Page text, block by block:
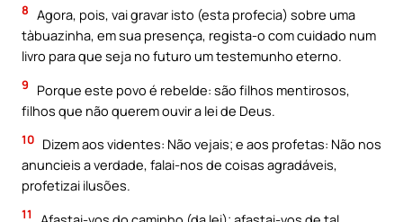
8 Agora, pois, vai gravar isto (esta profecia) sobre uma
tàbuazinha, em sua presença, regista-o com cuidado num
livro para que seja no futuro um testemunho eterno.
9
Porque este povo é rebelde: são filhos mentirosos,
filhos que não querem ouvir a lei de Deus.
10 Dizem aos videntes: Não vejais; e aos profetas: Não nos
anuncieis a verdade, falai-nos de coisas agradáveis,
profetizai ilusões.
11